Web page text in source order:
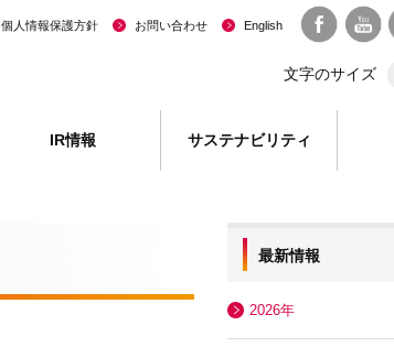
IR情報 サステナビリティ
個人情報保護方針 お問い合わせ English
文字のサイズ
最新情報
2026年